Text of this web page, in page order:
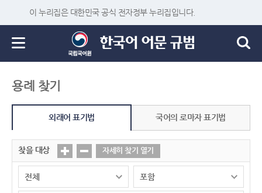
이 누리집은 대한민국 공식 전자정부 누리집입니다.
용례 찾기
외래어 표기법 국어의 로마자 표기법
찾을 대상 자세히 찾기 열기